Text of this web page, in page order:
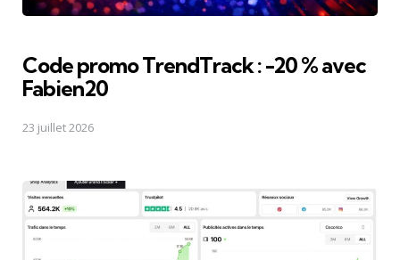
Code promo TrendTrack : -20 % avec
Fabien20
23 juillet 2026